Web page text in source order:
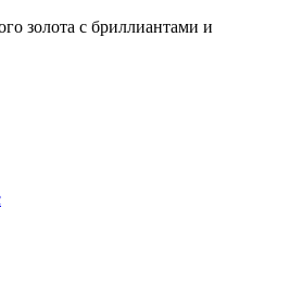
золота с бриллиантами и